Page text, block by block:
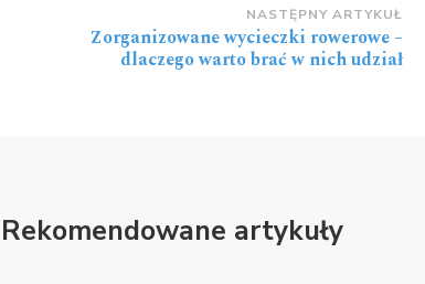
NASTĘPNY ARTYKUŁ
Zorganizowane wycieczki rowerowe –
dlaczego warto brać w nich udział
Rekomendowane artykuły